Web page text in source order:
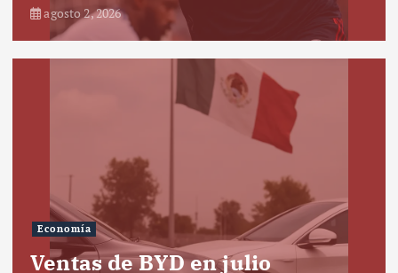
agosto 2, 2026
Economía
Ventas de BYD en julio